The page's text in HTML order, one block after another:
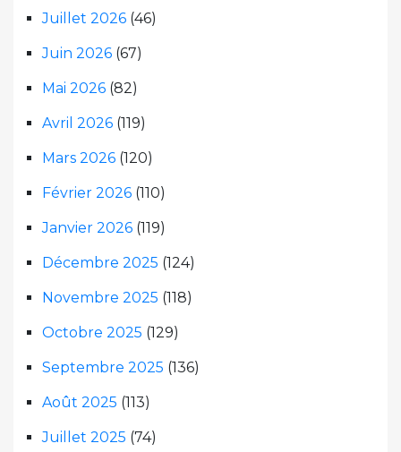
Juillet 2026 (46)
Juin 2026 (67)
Mai 2026 (82)
Avril 2026 (119)
Mars 2026 (120)
Février 2026 (110)
Janvier 2026 (119)
Décembre 2025 (124)
Novembre 2025 (118)
Octobre 2025 (129)
Septembre 2025 (136)
Août 2025 (113)
Juillet 2025 (74)